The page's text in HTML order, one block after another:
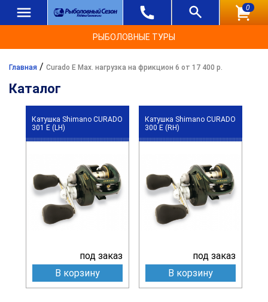
0
РЫБОЛОВНЫЕ ТУРЫ
Главная / Curado E Max. нагрузка на фрикцион 6 от 17 400 р.
Каталог
Катушка Shimano CURADO
301 E (LH)
под заказ
В корзину
Катушка Shimano CURADO
300 E (RH)
под заказ
В корзину